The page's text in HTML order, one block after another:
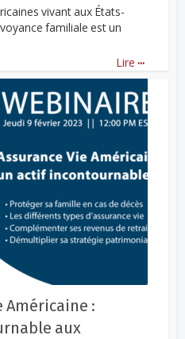
vivant aux États-
familiale est un
Lire ...
Américaine :
aux